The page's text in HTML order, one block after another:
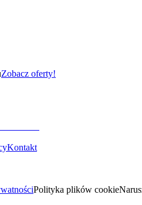
Zobacz oferty!
Kontakt
Polityka plików cookie